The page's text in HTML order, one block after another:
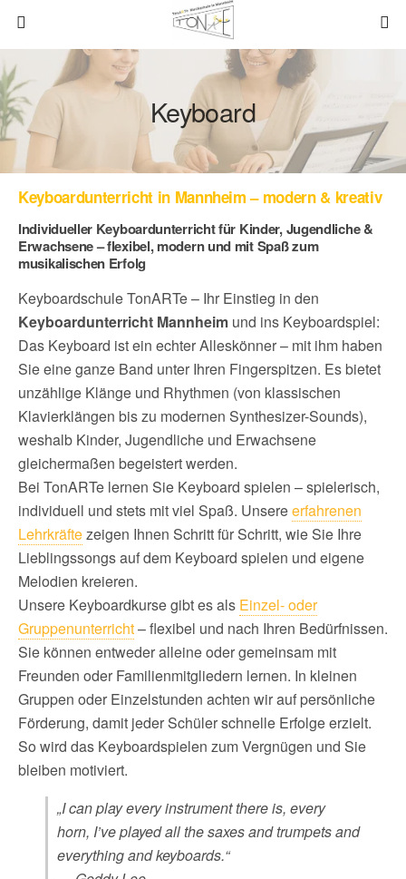
Keyboard
Keyboardunterricht in Mannheim – modern & kreativ
Individueller Keyboardunterricht für Kinder, Jugendliche &
Erwachsene – flexibel, modern und mit Spaß zum
musikalischen Erfolg
Keyboardschule TonARTe – Ihr Einstieg in den
Keyboardunterricht Mannheim und ins Keyboardspiel:
Das Keyboard ist ein echter Alleskönner – mit ihm haben
Sie eine ganze Band unter Ihren Fingerspitzen. Es bietet
unzählige Klänge und Rhythmen (von klassischen
Klavierklängen bis zu modernen Synthesizer-Sounds),
weshalb Kinder, Jugendliche und Erwachsene
gleichermaßen begeistert werden.
Bei TonARTe lernen Sie Keyboard spielen – spielerisch,
individuell und stets mit viel Spaß. Unsereerfahrenen
Lehrkräftezeigen Ihnen Schritt für Schritt, wie Sie Ihre
Lieblingssongs auf dem Keyboard spielen und eigene
Melodien kreieren.
Unsere Keyboardkurse gibt es als Einzel- oder
Gruppenunterricht– flexibel und nach Ihren Bedürfnissen.
Sie können entweder alleine oder gemeinsam mit
Freunden oder Familienmitgliedern lernen. In kleinen
Gruppen oder Einzelstunden achten wir auf persönliche
Förderung, damit jeder Schüler schnelle Erfolge erzielt.
So wird das Keyboardspielen zum Vergnügen und Sie
bleiben motiviert.
„I can play every instrument there is, every
horn, I’ve played all the saxes and trumpets and
everything and keyboards.“